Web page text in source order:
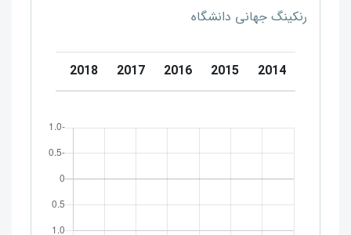
رنکینگ جهانی دانشگاه
2014
2015
2016
2017
2018